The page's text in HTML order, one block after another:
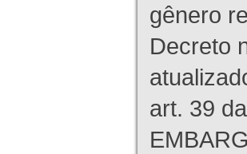
gênero
Decreto
art. 39